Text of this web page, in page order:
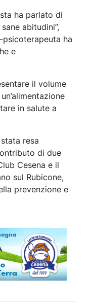
ha parlato di
abitudini”,
psicoterapeuta ha
e
il volume
in salute a
resa
di due
Cesena e il
sul Rubicone,
prevenzione e